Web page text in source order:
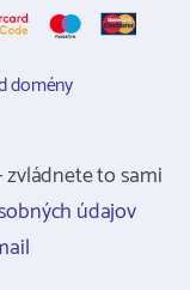
domény
to sami
údajov